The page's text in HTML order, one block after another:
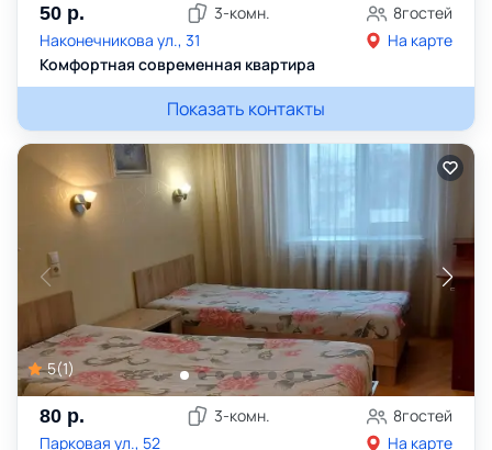
50 р. 3-комн. 8гостей
Наконечникова ул., 31
На карте
Комфортная современная квартира
Показать контакты
5(1)
80 р. 3-комн. 8гостей
Парковая ул., 52
На карте